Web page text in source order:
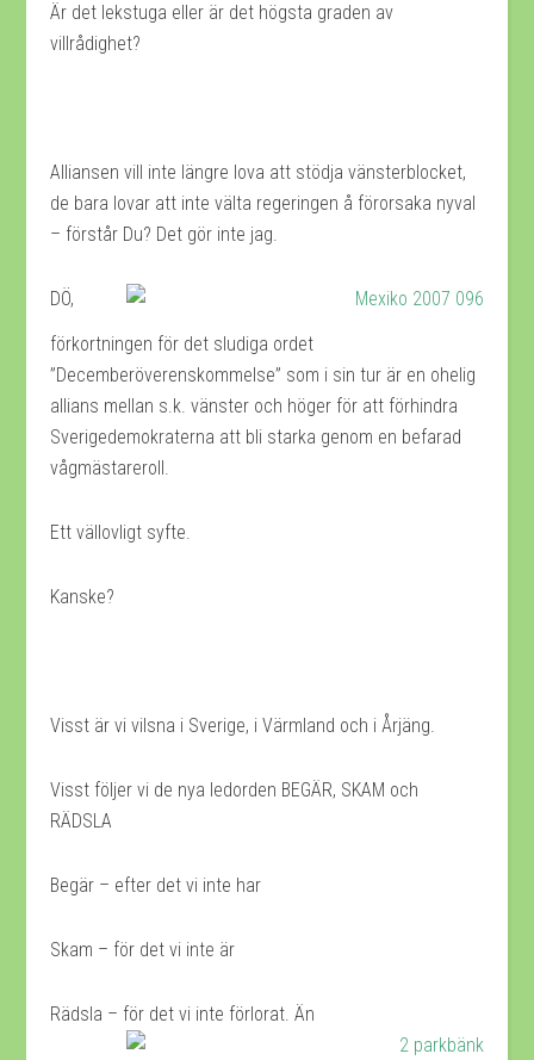
Är det lekstuga eller är det högsta graden av
villrådighet?
Alliansen vill inte längre lova att stödja vänsterblocket,
de bara lovar att inte välta regeringen å förorsaka nyval
– förstår Du? Det gör inte jag.
DÖ,
förkortningen för det sludiga ordet
”Decemberöverenskommelse” som i sin tur är en ohelig
allians mellan s.k. vänster och höger för att förhindra
Sverigedemokraterna att bli starka genom en befarad
vågmästareroll.
Ett vällovligt syfte.
Kanske?
Visst är vi vilsna i Sverige, i Värmland och i Årjäng.
Visst följer vi de nya ledorden BEGÄR, SKAM och
RÄDSLA
Begär – efter det vi inte har
Skam – för det vi inte är
Rädsla – för det vi inte förlorat. Än